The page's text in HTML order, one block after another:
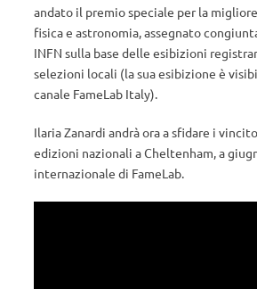
andato il premio speciale per la
fisica e astronomia, assegnato
INFN sulla base delle esibizioni
selezioni locali (la sua esibizione è
canale FameLab Italy).
Ilaria Zanardi andrà ora a sfidare i
edizioni nazionali a Cheltenham, a
internazionale di FameLab.